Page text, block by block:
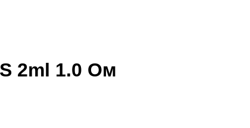
2ml 1.0 Ом